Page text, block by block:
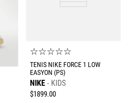
☆☆☆☆☆
TENIS NIKE FORCE 1 LOW
EASYON (PS)
NIKE KIDS
$1899.00